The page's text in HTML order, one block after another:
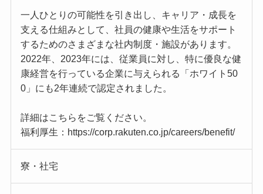
一人ひとりの可能性を引き出し、キャリア・成長を
支える仕組みとして、社員の健康や生活をサポート
するためのさまざまな社内制度・施設があります。
2022年、2023年には、従業員に対し、特に優良な健
康経営を行っている企業に与えられる「ホワイト50
0」にも2年連続で認定されました。
詳細はこちらをご覧ください。
福利厚生：https://corp.rakuten.co.jp/careers/benefit/
寮・社宅